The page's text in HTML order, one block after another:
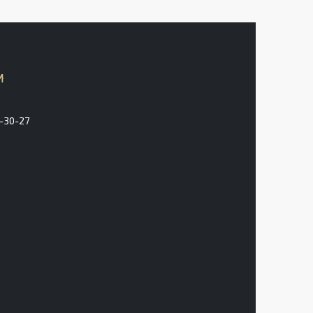
30-27